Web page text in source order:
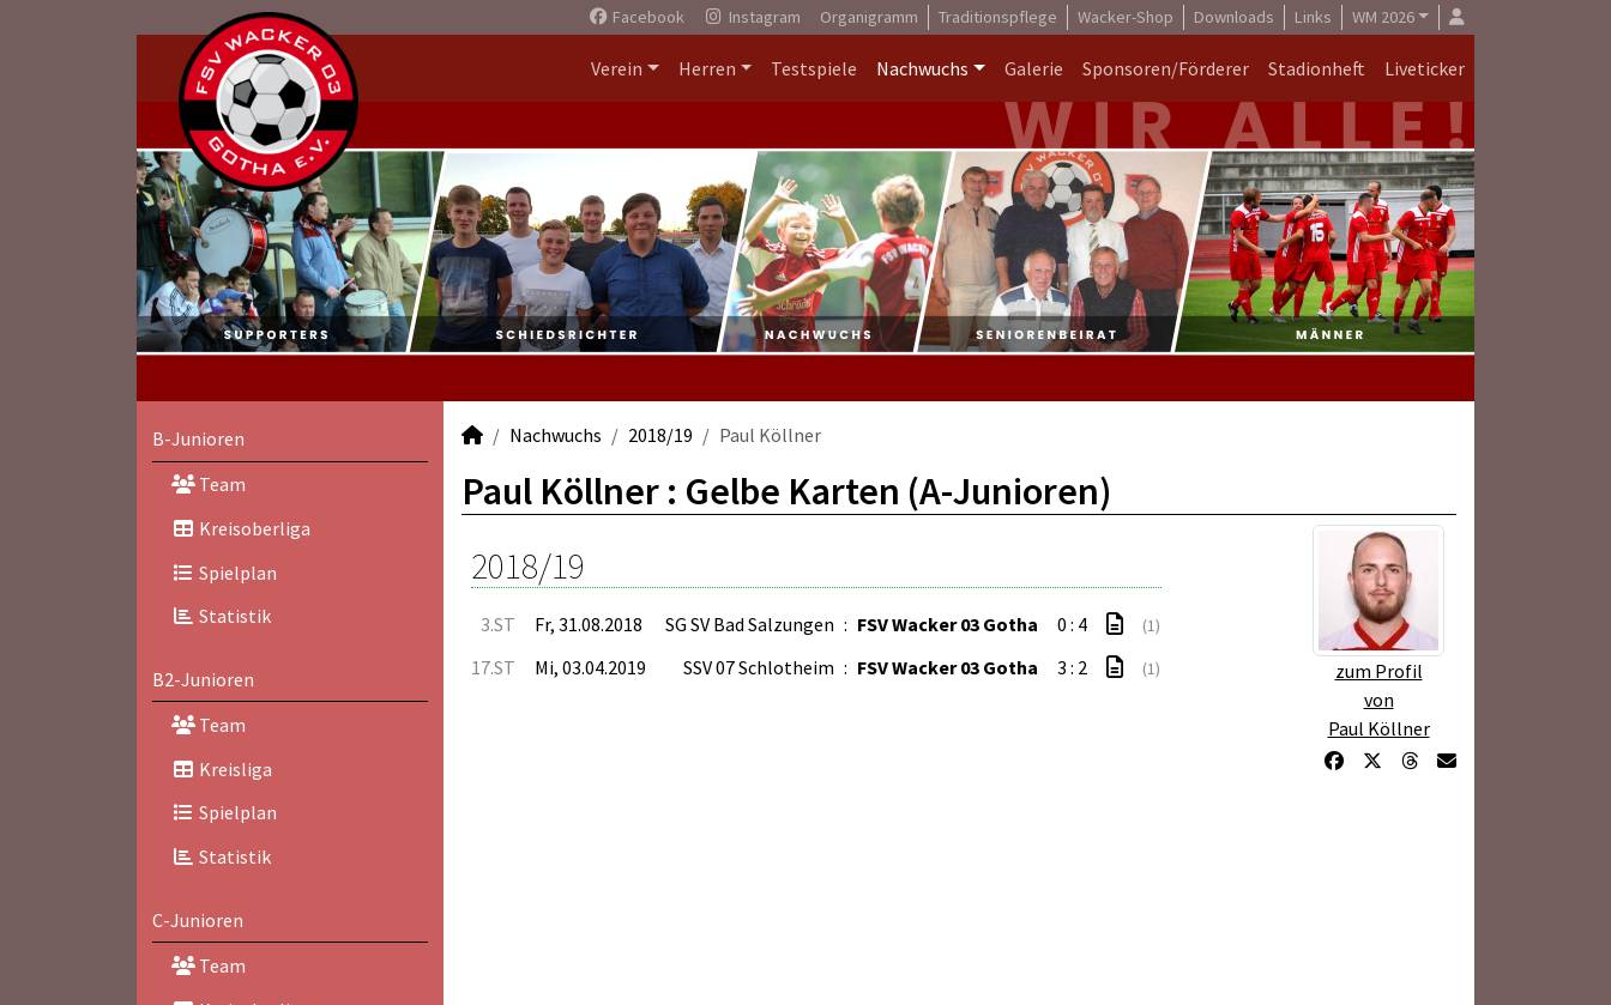
Facebook Instagram Organigramm Traditionspflege Wacker-Shop Downloads Links WM 2026
Verein Herren Testspiele Nachwuchs Galerie Sponsoren/Förderer Stadionheft Liveticker
B-Junioren
Team
Kreisoberliga
Spielplan
Statistik
B2-Junioren
Team
Kreisliga
Spielplan
Statistik
C-Junioren
Team
Nachwuchs 2018/19 Paul Köllner
Paul Köllner : Gelbe Karten (A-Junioren)
zum Profil
von
Paul Köllner
2018/19
3.ST Fr, 31.08.2018 SG SV Bad Salzungen : FSV Wacker 03 Gotha 0 : 4 (1)
17.ST Mi, 03.04.2019 SSV 07 Schlotheim : FSV Wacker 03 Gotha 3 : 2 (1)